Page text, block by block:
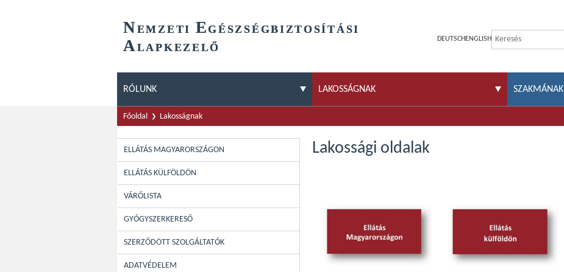
NEMZETI EGÉSZSÉGBIZTOSÍTÁSI
ALAPKEZELŐ
DEUTSCH ENGLISH
RÓLUNK LAKOSSÁGNAK SZAKMÁNAK
Főoldal Lakosságnak
ELLÁTÁS MAGYARORSZÁGON
ELLÁTÁS KÜLFÖLDÖN
VÁRÓLISTA
GYÓGYSZERKERESŐ
SZERZŐDÖTT SZOLGÁLTATÓK
ADATVÉDELEM
Lakossági oldalak